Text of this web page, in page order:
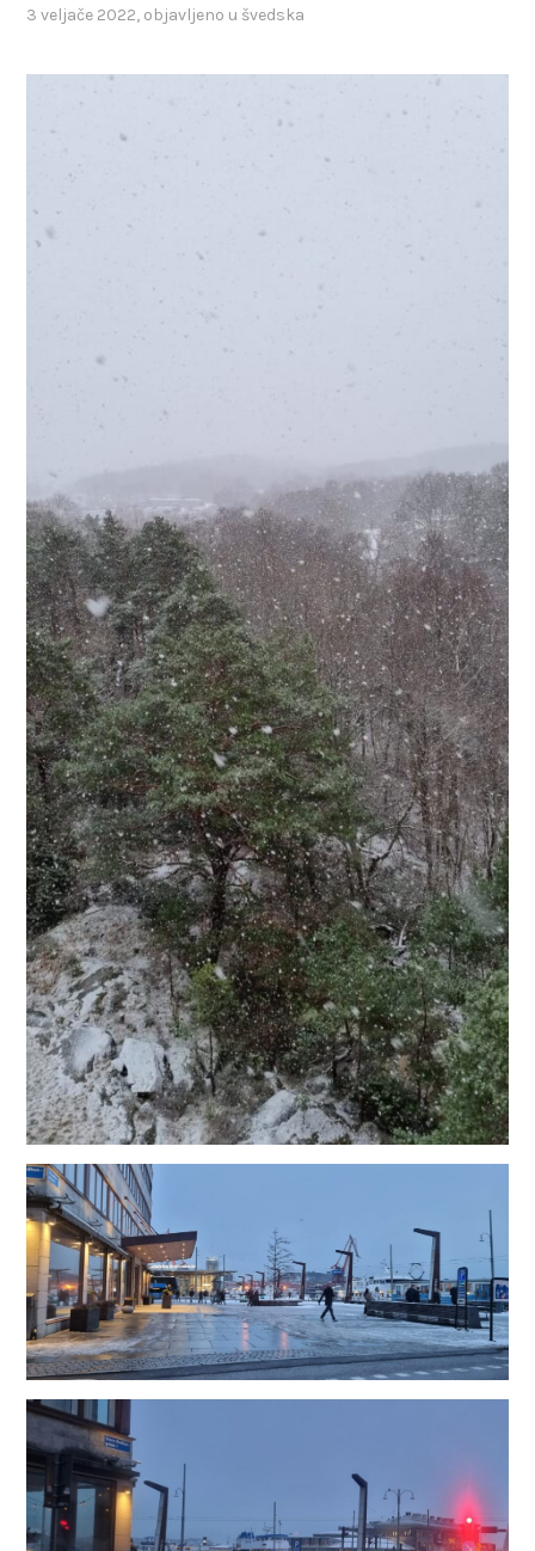
3 veljače 2022, objavljeno u švedska